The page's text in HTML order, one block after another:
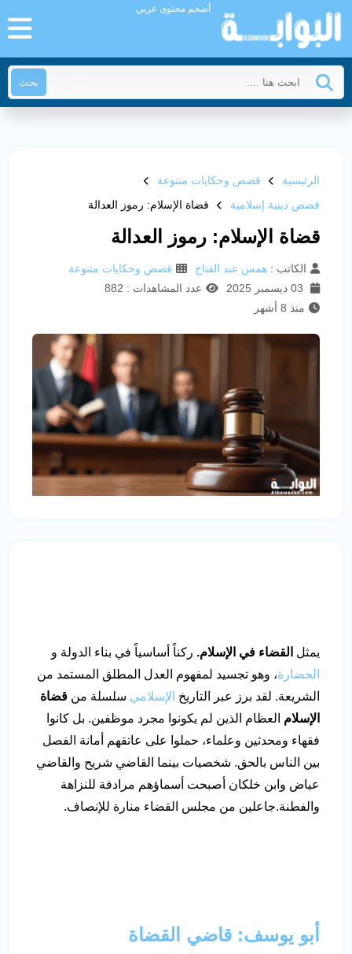
أضخم محتوى عربي
بحث
الرئيسية
قصص وحكايات متنوعة
قصص دينية إسلامية
قضاة الإسلام: رموز العدالة
قضاة الإسلام: رموز العدالة
الكاتب : همس عبد الفتاح
قصص وحكايات متنوعة
عدد المشاهدات : 882
منذ 8 أشهر
يمثل القضاء في الإسلام. ركناً أساسياً في بناء الدولة و
الحضارة، وهو تجسيد لمفهوم العدل المطلق المستمد من
الشريعة. لقد برز عبر التاريخ الإسلامي سلسلة من قضاة
الإسلام العظام الذين لم يكونوا مجرد موظفين. بل كانوا
فقهاء ومحدثين وعلماء، حملوا على عاتقهم أمانة الفصل
بين الناس بالحق. شخصيات بينما القاضي شريح والقاضي
عياض وابن خلكان أصبحت أسماؤهم مرادفة للنزاهة
والفطنة.جاعلين من مجلس القضاء منارة للإنصاف.
أبو يوسف: قاضي القضاة